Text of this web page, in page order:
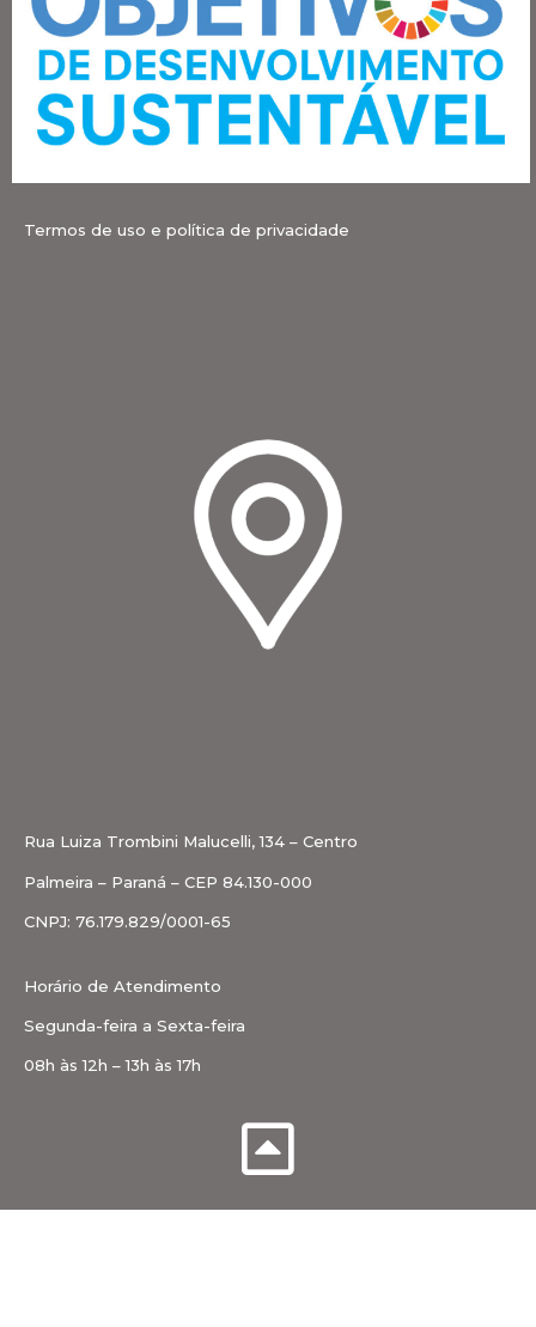
Termos de uso e política de privacidade
Rua Luiza Trombini Malucelli, 134 – Centro
Palmeira – Paraná – CEP 84.130-000
CNPJ: 76.179.829/0001-65
Horário de Atendimento
Segunda-feira a Sexta-feira
08h às 12h – 13h às 17h